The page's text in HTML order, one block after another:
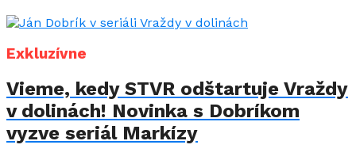
Exkluzívne
Vieme, kedy STVR odštartuje Vraždy
v dolinách! Novinka s Dobríkom
vyzve seriál Markízy